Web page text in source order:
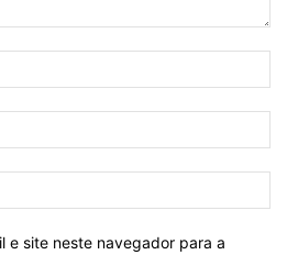
e site neste navegador para a